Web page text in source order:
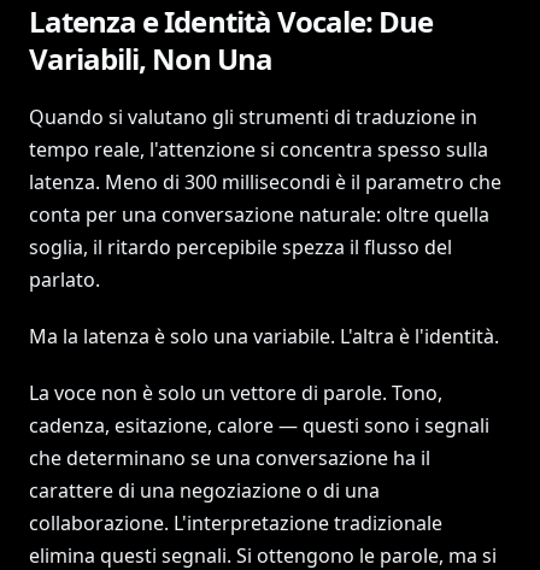
Latenza e Identità Vocale: Due
Variabili, Non Una
Quando si valutano gli strumenti di traduzione in
tempo reale, l'attenzione si concentra spesso sulla
latenza. Meno di 300 millisecondi è il parametro che
conta per una conversazione naturale: oltre quella
soglia, il ritardo percepibile spezza il flusso del
parlato.
Ma la latenza è solo una variabile. L'altra è l'identità.
La voce non è solo un vettore di parole. Tono,
cadenza, esitazione, calore — questi sono i segnali
che determinano se una conversazione ha il
carattere di una negoziazione o di una
collaborazione. L'interpretazione tradizionale
elimina questi segnali. Si ottengono le parole, ma si